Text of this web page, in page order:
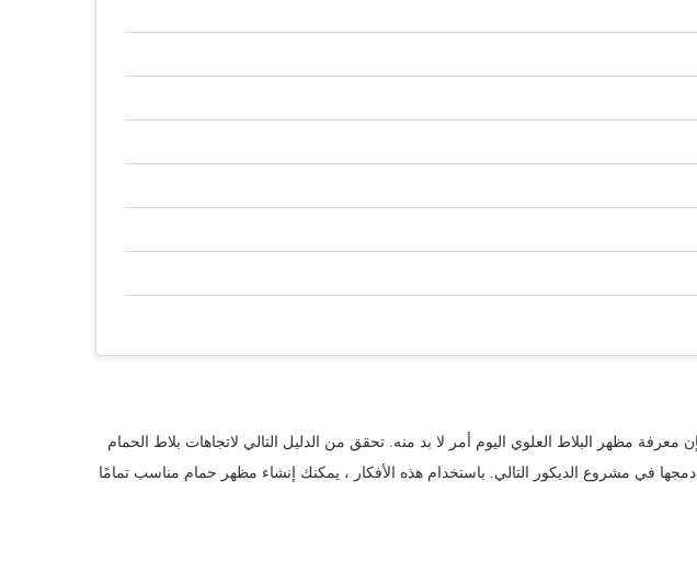
معرفة مظهر البلاط العلوي اليوم أمر لا بد منه. تحقق من الدليل التالي لاتجاهات بلاط الحمام
التي تريد دمجها في مشروع الديكور التالي. باستخدام هذه الأفكار ، يمكنك إنشاء مظهر حمام مناسب تمامًا